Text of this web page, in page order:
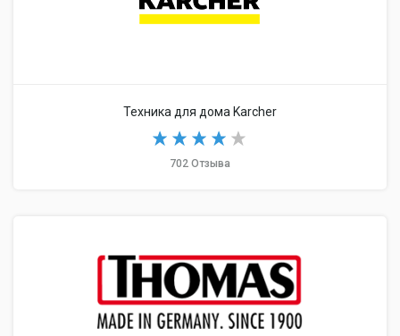
Техника для дома Karcher
702 Отзыва